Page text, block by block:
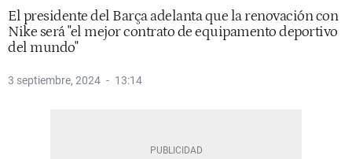
El presidente del Barça adelanta que la renovación con
Nike será "el mejor contrato de equipamento deportivo
del mundo"
3 septiembre, 2024 13:14